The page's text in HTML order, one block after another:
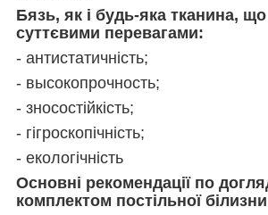
Бязь, як і будь-яка тканина,
суттєвими перевагами:
- антистатичність;
- высокопрочность;
- зносостійкість;
- гігроскопічність;
- екологічність
Основні рекомендації по
комплектом постільної білизни